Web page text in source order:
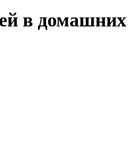
в домашних